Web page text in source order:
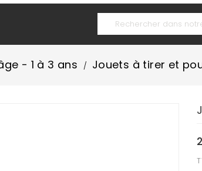
- 1 à 3 ans Jouets à tirer et